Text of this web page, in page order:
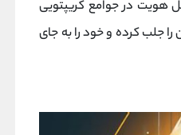
در جوامع کریپتویی
را جلب کرده و خود را به جای